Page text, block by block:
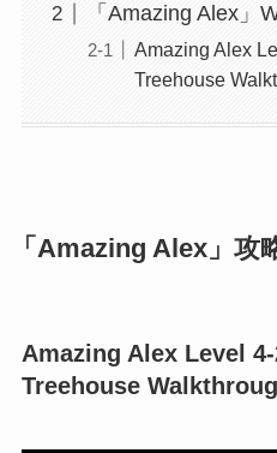
「Amazing Alex」
Amazing Alex
Treehouse
「Amazing Alex」攻
Amazing Alex Level
Treehouse